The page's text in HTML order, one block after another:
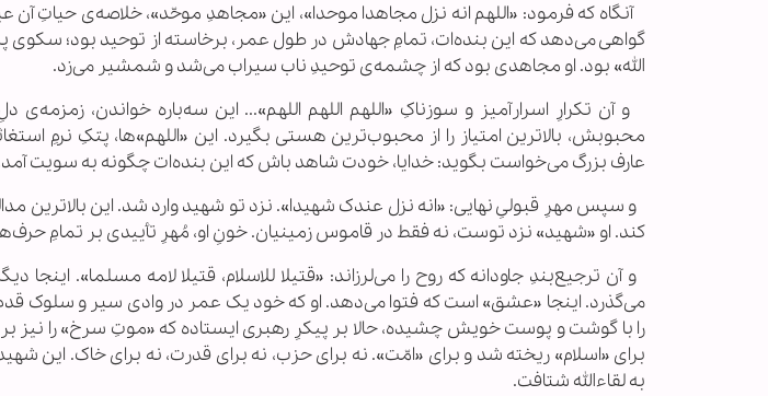
آنگاه که فرمود: «اللهم انه نزل مجاهدا موحدا»، این «مجاهدِ موحّد»، خلاصه‌ی حیاتِ آن
گواهی می‌دهد که این بنده‌ات، تمامِ جهادش در طول عمر، برخاسته از توحید بود؛ سکوی
الله» بود. او مجاهدی بود که از چشمه‌ی توحیدِ ناب سیراب می‌شد و شمشیر می‌زد.
و آن تکرارِ اسرارآمیز و سوزناکِ «اللهم اللهم اللهم»... این سه‌باره خواندن،
محبوبش، بالاترین امتیاز را از محبوب‌ترین هستی بگیرد. این «اللهم»ها، پتکِ نرمِ
عارف بزرگ می‌خواست بگوید: خدایا، خودت شاهد باش که این بنده‌ات چگونه به سویت
و سپس مهرِ قبولیِ نهایی: «انه نزل عندک شهیدا». نزد تو شهید وارد شد. این بالاترین
کند. او «شهید» نزد توست، نه فقط در قاموس زمینیان. خونِ او، مُهرِ تأییدی بر تمامِ
و آن ترجیع‌بندِ جاودانه که روح را می‌لرزاند: «قتیلا للاسلام، قتیلا لامه مسلما».
می‌گذرد. اینجا «عشق» است که فتوا می‌دهد. او که خود یک عمر در وادی سیر و سلوک قدم
را با گوشت و پوست خویش چشیده، حالا بر پیکرِ رهبری ایستاده که «موتِ سرخ» را نیز بر
برای «اسلام» ریخته شد و برای «امّت». نه برای حزب، نه برای قدرت، نه برای خاک. این
به لقاءالله شتافت.